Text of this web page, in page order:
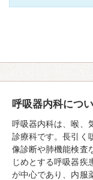
呼吸器内科につ
呼吸器内科は、喉、
診療科です。長引く
像診断や肺機能検査
じめとする呼吸器疾
が中心であり、内服